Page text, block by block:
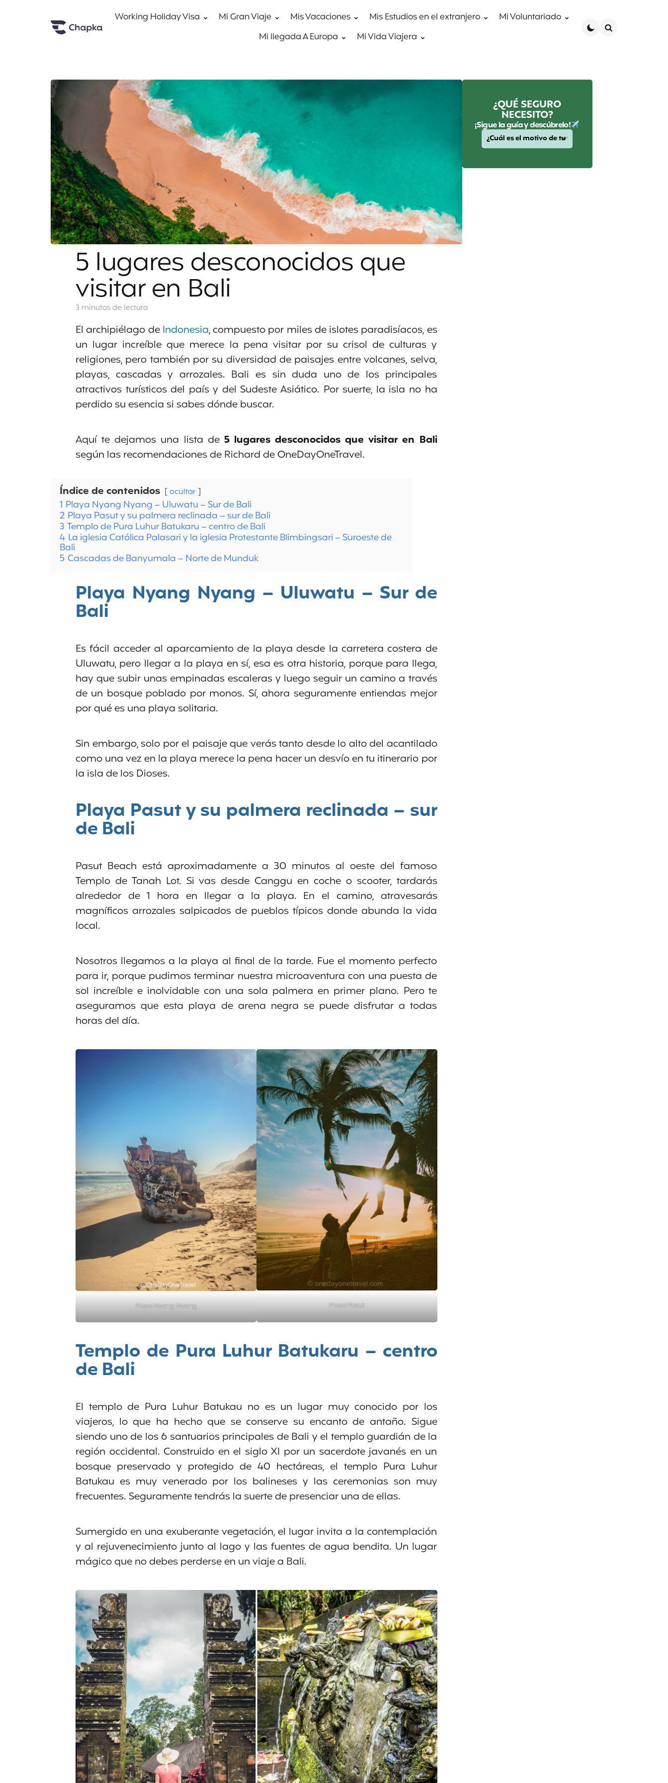
Working Holiday Visa Mi Gran Viaje Mis Vacaciones Mis Estudios en el extranjero
Mi Voluntariado
Mi llegada A Europa
Mi Vida Viajera
5 lugares desconocidos que
visitar en Bali
3 minutosde lectura
El archipiélago deIndonesia, compuesto por miles de islotes paradisíacos, es
un lugar increíble que merece la pena visitar por su crisol de culturas y
religiones, pero también por su diversidad de paisajes entre volcanes, selva,
playas, cascadas y arrozales. Bali es sin duda uno de los principales
atractivos turísticos del país y del Sudeste Asiático. Por suerte, la isla no ha
perdido su esencia si sabes dónde buscar.
Aquí te dejamos una lista de 5 lugares desconocidos que visitar en Bali
según las recomendaciones de Richard de OneDayOneTravel.
Índice de contenidos ocultar
1 Playa Nyang Nyang – Uluwatu – Sur de Bali
2 Playa Pasut y su palmera reclinada – sur de Bali
3 Templo de Pura Luhur Batukaru – centro de Bali
4 La iglesia Católica Palasari y la iglesia Protestante Blimbingsari – Suroeste de
Bali
5 Cascadas de Banyumala – Norte de Munduk
Playa Nyang Nyang – Uluwatu – Sur de
Bali
Es fácil acceder al aparcamiento de la playa desde la carretera costera de
Uluwatu, pero llegar a la playa en sí, esa es otra historia, porque para llega,
hay que subir unas empinadas escaleras y luego seguir un camino a través
de un bosque poblado por monos. Sí, ahora seguramente entiendas mejor
por qué es una playa solitaria.
Sin embargo, solo por el paisaje que verás tanto desde lo alto del acantilado
como una vez en la playa merece la pena hacer un desvío en tu itinerario por
la isla de los Dioses.
Playa Pasut y su palmera reclinada – sur
de Bali
Pasut Beach está aproximadamente a 30 minutos al oeste del famoso
Templo de Tanah Lot. Si vas desde Canggu en coche o scooter, tardarás
alrededor de 1 hora en llegar a la playa. En el camino, atravesarás
magníficos arrozales salpicados de pueblos típicos donde abunda la vida
local.
Nosotros llegamos a la playa al final de la tarde. Fue el momento perfecto
para ir, porque pudimos terminar nuestra microaventura con una puesta de
sol increíble e inolvidable con una sola palmera en primer plano. Pero te
aseguramos que esta playa de arena negra se puede disfrutar a todas
horas del día.
Playa Nyang Nyang Playa Pasut
Templo de Pura Luhur Batukaru – centro
de Bali
El templo de Pura Luhur Batukau no es un lugar muy conocido por los
viajeros, lo que ha hecho que se conserve su encanto de antaño. Sigue
siendo uno de los 6 santuarios principales de Bali y el templo guardián de la
región occidental. Construido en el siglo XI por un sacerdote javanés en un
bosque preservado y protegido de 40 hectáreas, el templo Pura Luhur
Batukau es muy venerado por los balineses y las ceremonias son muy
frecuentes. Seguramente tendrás la suerte de presenciar una de ellas.
Sumergido en una exuberante vegetación, el lugar invita a la contemplación
y al rejuvenecimiento junto al lago y las fuentes de agua bendita. Un lugar
mágico que no debes perderse en un viaje a Bali.
¿QUÉ SEGURO
NECESITO?
¡Sigue la guía y descúbrelo!